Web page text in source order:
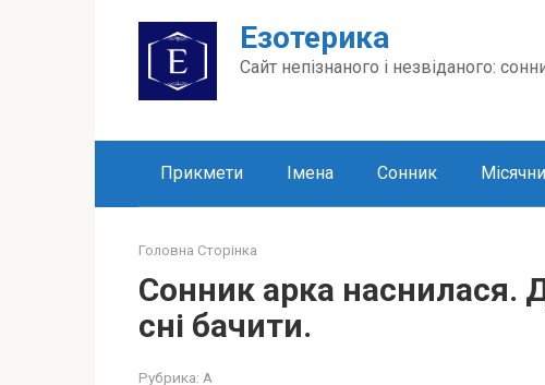
Езотерика
Сайт непізнаного і незвіданого:
Прикмети Імена Сонник
Головна Сторінка
Сонник арка наснилася.
сні бачити.
Рубрика: А